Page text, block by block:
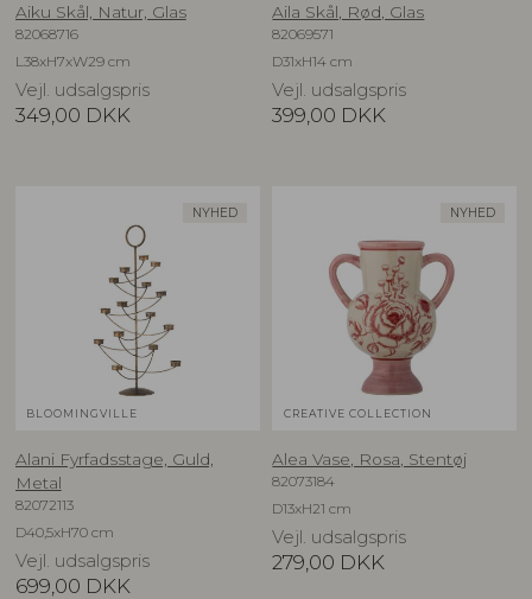
Aiku Skål, Natur, Glas
82068716
L38xH7xW29 cm
Vejl. udsalgspris
349,00 DKK
Aila Skål, Rød, Glas
82069571
D31xH14 cm
Vejl. udsalgspris
399,00 DKK
NYHED
BLOOMINGVILLE
Alani Fyrfadsstage, Guld,
Metal
82072113
D40,5xH70 cm
Vejl. udsalgspris
699,00 DKK
NYHED
CREATIVE COLLECTION
Alea Vase, Rosa, Stentøj
82073184
D13xH21 cm
Vejl. udsalgspris
279,00 DKK